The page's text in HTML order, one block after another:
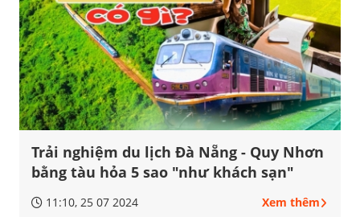
Trải nghiệm du lịch Đà Nẵng - Quy Nhơn
bằng tàu hỏa 5 sao "như khách sạn"
11:10, 25 07 2024 Xem thêm